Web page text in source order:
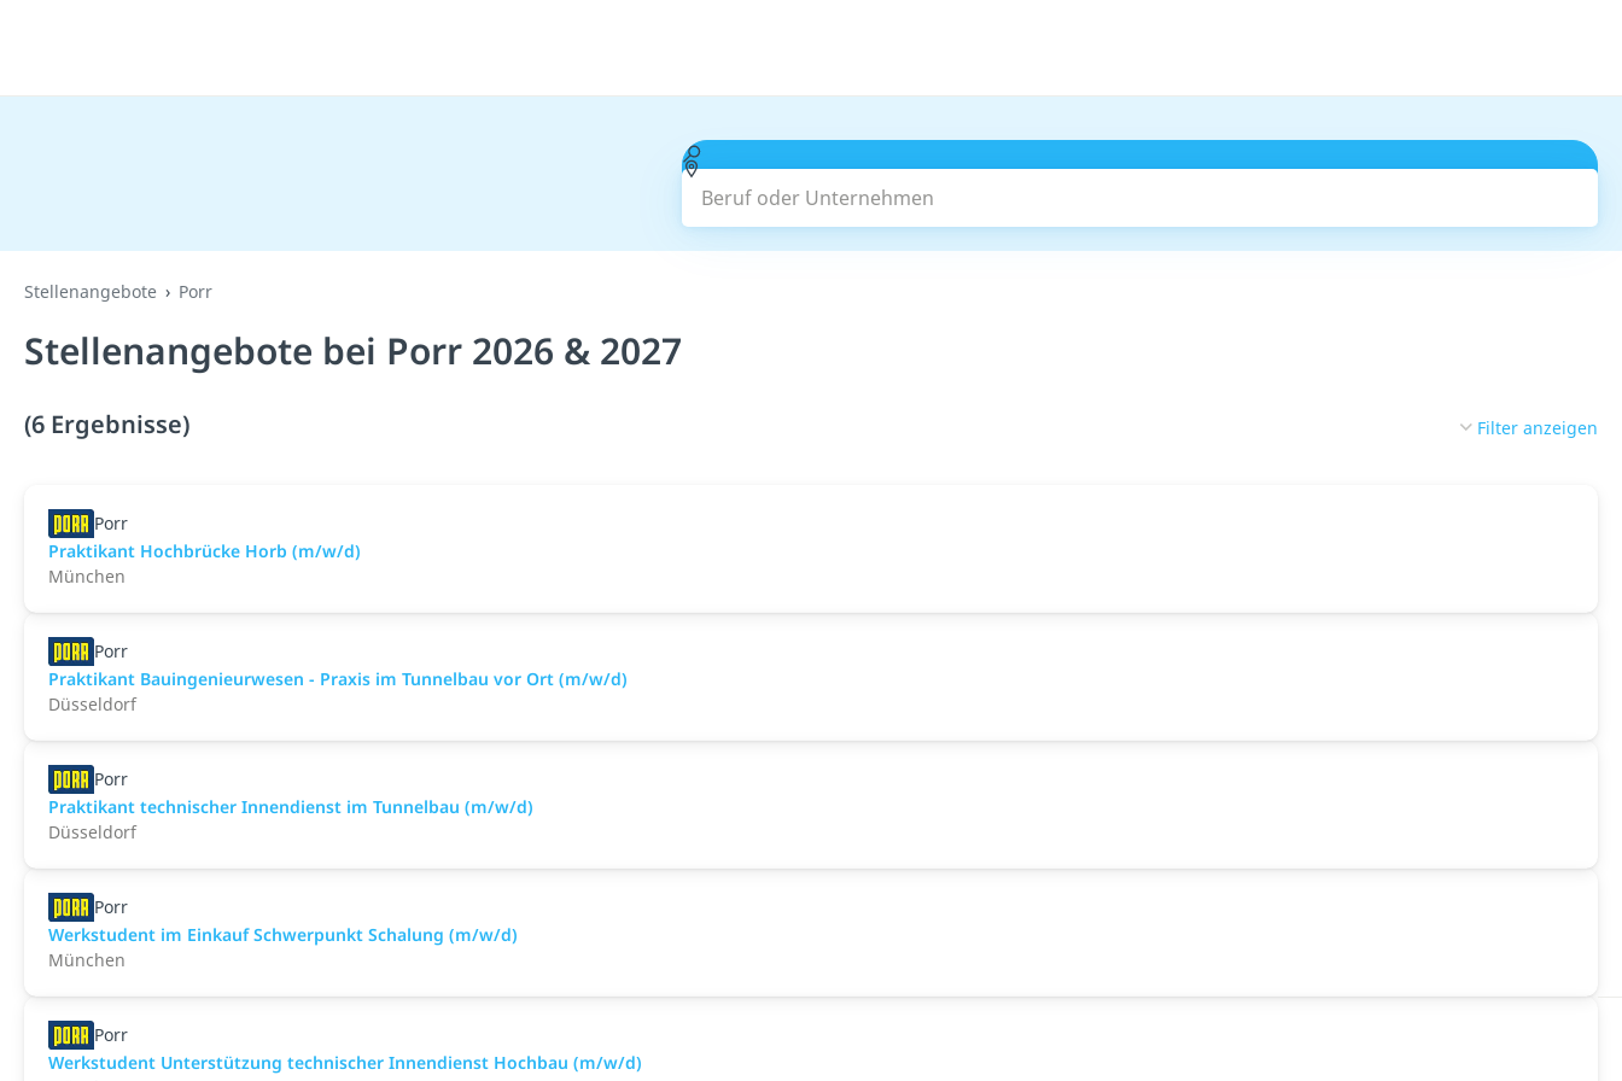
Beruf oder Unternehmen
Stellenangebote Porr
Stellenangebote bei Porr 2026 & 2027
(6 Ergebnisse) Filter anzeigen
Porr
Praktikant Hochbrücke Horb (m/w/d)
München
Porr
Praktikant Bauingenieurwesen - Praxis im Tunnelbau vor Ort (m/w/d)
Düsseldorf
Porr
Praktikant technischer Innendienst im Tunnelbau (m/w/d)
Düsseldorf
Porr
Werkstudent im Einkauf Schwerpunkt Schalung (m/w/d)
München
Porr
Werkstudent Unterstützung technischer Innendienst Hochbau (m/w/d)